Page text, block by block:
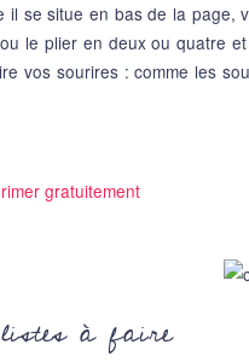
il se situe en bas de la page,
le plier en deux ou quatre
vos sourires : comme les
à faire